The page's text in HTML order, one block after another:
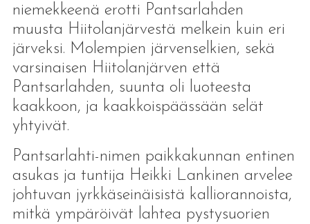
niemekkeenä erotti Pantsarlahden
muusta Hiitolanjärvestä melkein kuin eri
järveksi. Molempien järvenselkien, sekä
varsinaisen Hiitolanjärven että
Pantsarlahden, suunta oli luoteesta
kaakkoon, ja kaakkoispäässään selät
yhtyivät.
Pantsarlahti-nimen paikkakunnan entinen
asukas ja tuntija Heikki Lankinen arvelee
johtuvan jyrkkäseinäisistä kalliorannoista,
mitkä ympäröivät lahtea pystysuorien